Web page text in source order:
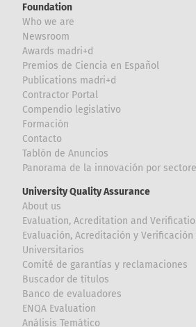
Foundation
Who we are
Newsroom
Awards madri+d
Premios de Ciencia en Español
Publications madri+d
Contractor Portal
Compendio legislativo
Formación
Contacto
Tablón de Anuncios
Panorama de la innovación por
University Quality Assurance
About us
Evaluation, Acreditation and
Evaluación, Acreditación y Verificación
Universitarios
Comité de garantías y reclamaciones
Buscador de títulos
Banco de evaluadores
ENQA Evaluation
Análisis Temático